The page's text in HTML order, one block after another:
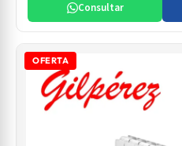
Consultar
OFERTA